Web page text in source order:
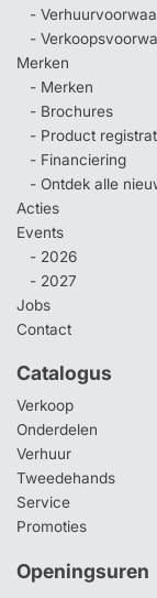
-
-
Merken
- Merken
- Brochures
- Product
- Financiering
- Ontdek alle
Acties
Events
- 2026
- 2027
Jobs
Contact
Catalogus
Verkoop
Onderdelen
Verhuur
Tweedehands
Service
Promoties
Openingsuren